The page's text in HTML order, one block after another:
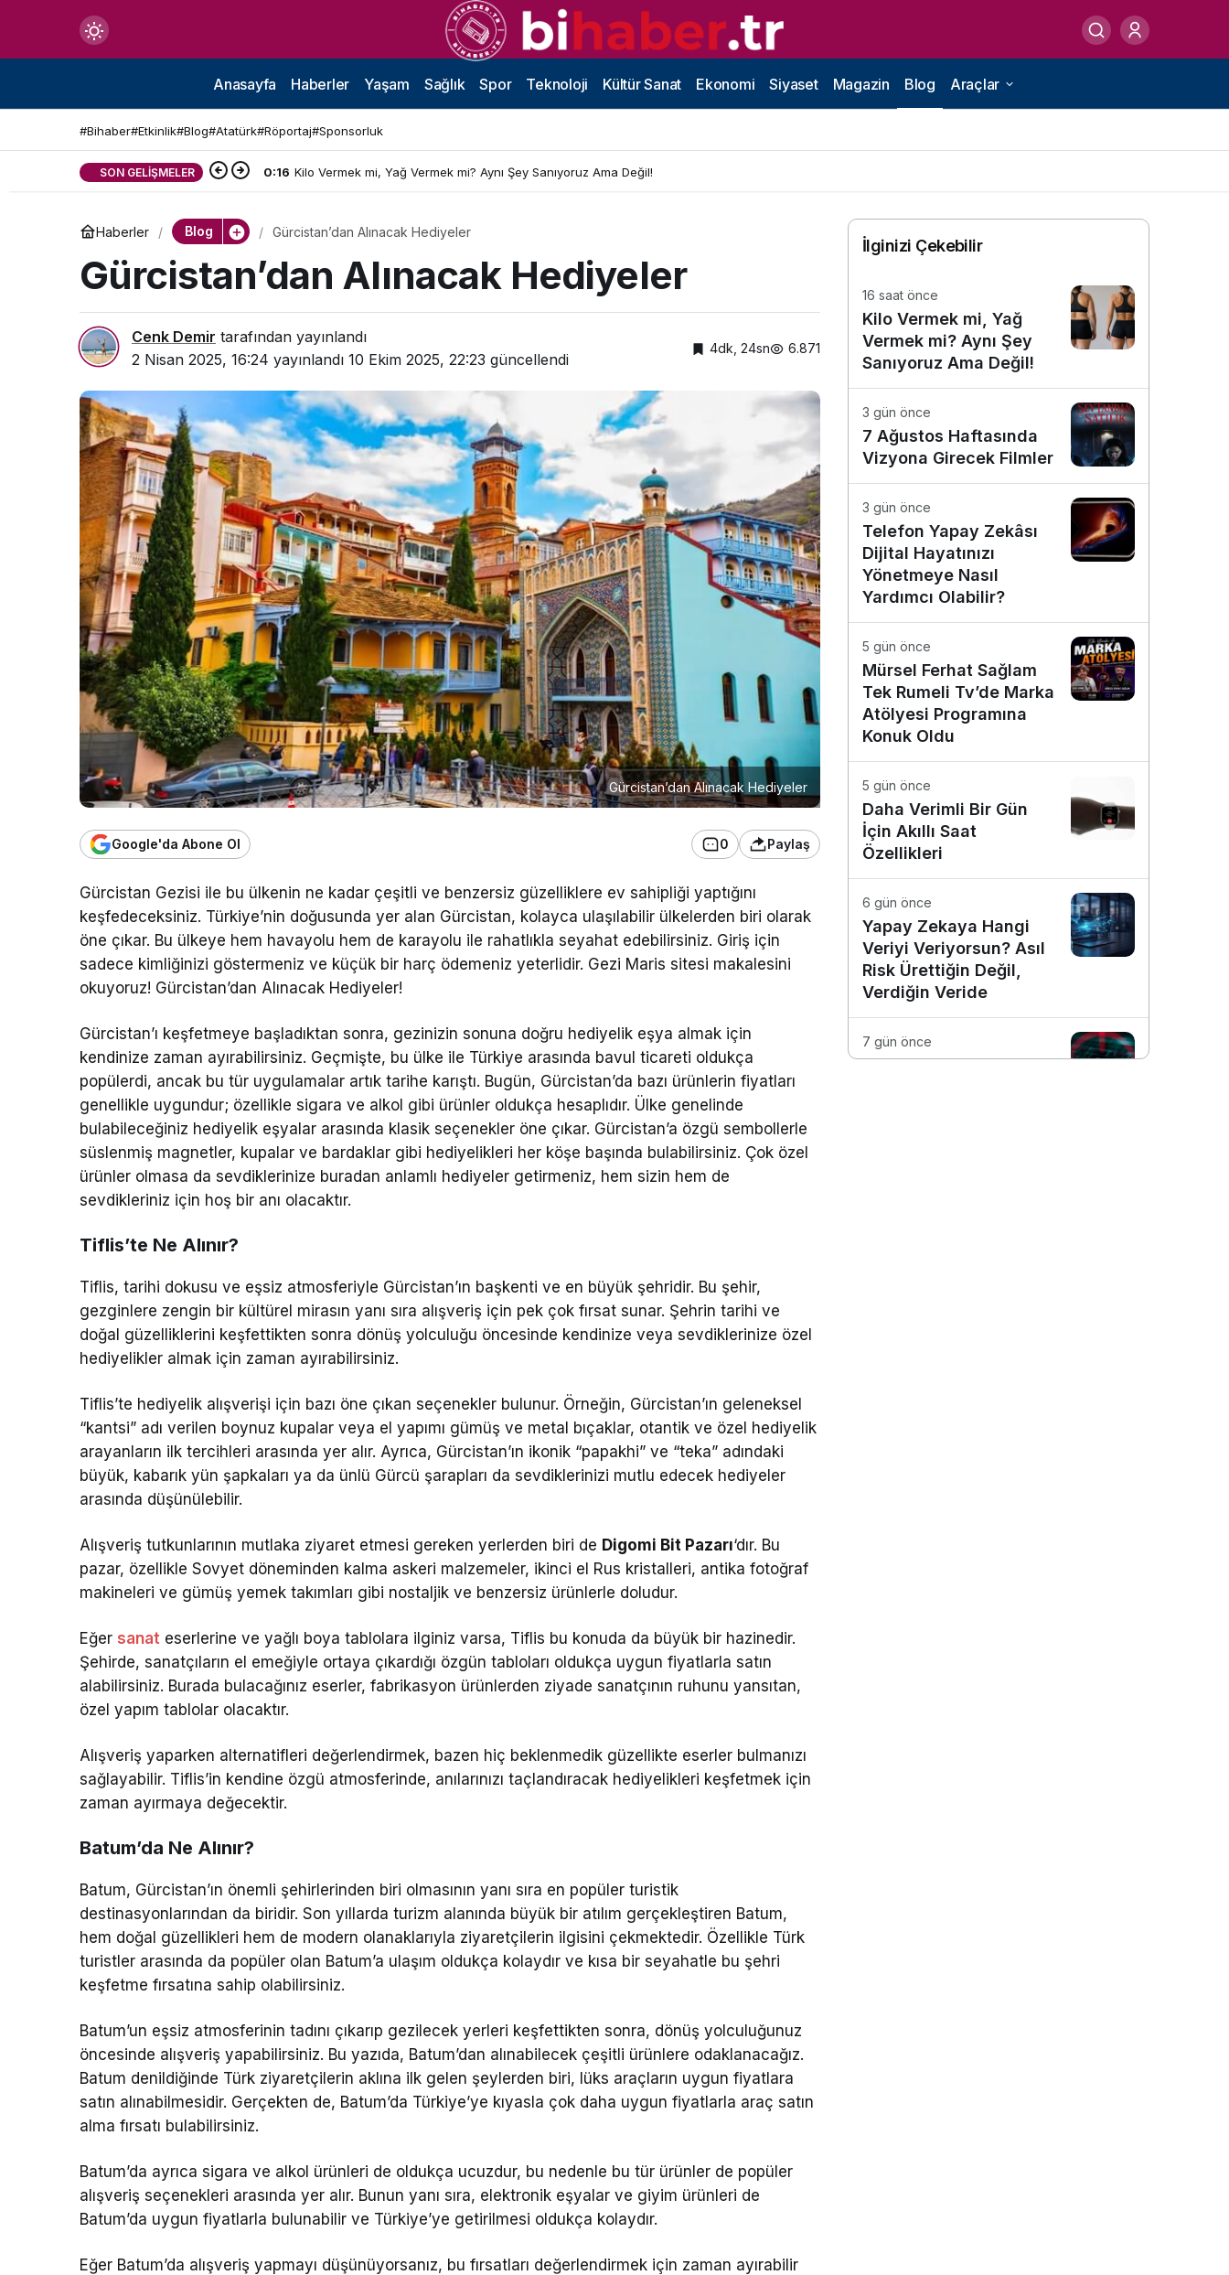
Mod
değiştir
Anasayfa Haberler Yaşam Sağlık Spor Teknoloji Kültür Sanat Ekonomi Siyaset Magazin Blog Araçlar
#Bihaber#Etkinlik#Blog#Atatürk#Röportaj#Sponsorluk
SON GELIŞMELER 0:16 Kilo Vermek mi, Yağ Vermek mi? Aynı Şey Sanıyoruz Ama Değil!
Haberler Blog Gürcistan’dan Alınacak Hediyeler
Gürcistan’dan Alınacak Hediyeler
Cenk Demir tarafından yayınlandı
2 Nisan 2025, 16:24 yayınlandı 10 Ekim 2025, 22:23 güncellendi
4dk, 24sn 6.871
Gürcistan’dan Alınacak Hediyeler
Google'da Abone Ol 0 Paylaş
Gürcistan Gezisi ile bu ülkenin ne kadar çeşitli ve benzersiz güzelliklere ev sahipliği yaptığını
keşfedeceksiniz. Türkiye’nin doğusunda yer alan Gürcistan, kolayca ulaşılabilir ülkelerden biri olarak
öne çıkar. Bu ülkeye hem havayolu hem de karayolu ile rahatlıkla seyahat edebilirsiniz. Giriş için
sadece kimliğinizi göstermeniz ve küçük bir harç ödemeniz yeterlidir. Gezi Maris sitesi makalesini
okuyoruz! Gürcistan’dan Alınacak Hediyeler!
Gürcistan’ı keşfetmeye başladıktan sonra, gezinizin sonuna doğru hediyelik eşya almak için
kendinize zaman ayırabilirsiniz. Geçmişte, bu ülke ile Türkiye arasında bavul ticareti oldukça
popülerdi, ancak bu tür uygulamalar artık tarihe karıştı. Bugün, Gürcistan’da bazı ürünlerin fiyatları
genellikle uygundur; özellikle sigara ve alkol gibi ürünler oldukça hesaplıdır. Ülke genelinde
bulabileceğiniz hediyelik eşyalar arasında klasik seçenekler öne çıkar. Gürcistan’a özgü sembollerle
süslenmiş magnetler, kupalar ve bardaklar gibi hediyelikleri her köşe başında bulabilirsiniz. Çok özel
ürünler olmasa da sevdiklerinize buradan anlamlı hediyeler getirmeniz, hem sizin hem de
sevdikleriniz için hoş bir anı olacaktır.
Tiflis’te Ne Alınır?
Tiflis, tarihi dokusu ve eşsiz atmosferiyle Gürcistan’ın başkenti ve en büyük şehridir. Bu şehir,
gezginlere zengin bir kültürel mirasın yanı sıra alışveriş için pek çok fırsat sunar. Şehrin tarihi ve
doğal güzelliklerini keşfettikten sonra dönüş yolculuğu öncesinde kendinize veya sevdiklerinize özel
hediyelikler almak için zaman ayırabilirsiniz.
Tiflis’te hediyelik alışverişi için bazı öne çıkan seçenekler bulunur. Örneğin, Gürcistan’ın geleneksel
“kantsi” adı verilen boynuz kupalar veya el yapımı gümüş ve metal bıçaklar, otantik ve özel hediyelik
arayanların ilk tercihleri arasında yer alır. Ayrıca, Gürcistan’ın ikonik “papakhi” ve “teka” adındaki
büyük, kabarık yün şapkaları ya da ünlü Gürcü şarapları da sevdiklerinizi mutlu edecek hediyeler
arasında düşünülebilir.
Alışveriş tutkunlarının mutlaka ziyaret etmesi gereken yerlerden biri de Digomi Bit Pazarı‘dır. Bu
pazar, özellikle Sovyet döneminden kalma askeri malzemeler, ikinci el Rus kristalleri, antika fotoğraf
makineleri ve gümüş yemek takımları gibi nostaljik ve benzersiz ürünlerle doludur.
Eğer sanat eserlerine ve yağlı boya tablolara ilginiz varsa, Tiflis bu konuda da büyük bir hazinedir.
Şehirde, sanatçıların el emeğiyle ortaya çıkardığı özgün tabloları oldukça uygun fiyatlarla satın
alabilirsiniz. Burada bulacağınız eserler, fabrikasyon ürünlerden ziyade sanatçının ruhunu yansıtan,
özel yapım tablolar olacaktır.
Alışveriş yaparken alternatifleri değerlendirmek, bazen hiç beklenmedik güzellikte eserler bulmanızı
sağlayabilir. Tiflis’in kendine özgü atmosferinde, anılarınızı taçlandıracak hediyelikleri keşfetmek için
zaman ayırmaya değecektir.
Batum’da Ne Alınır?
Batum, Gürcistan’ın önemli şehirlerinden biri olmasının yanı sıra en popüler turistik
destinasyonlarından da biridir. Son yıllarda turizm alanında büyük bir atılım gerçekleştiren Batum,
hem doğal güzellikleri hem de modern olanaklarıyla ziyaretçilerin ilgisini çekmektedir. Özellikle Türk
turistler arasında da popüler olan Batum’a ulaşım oldukça kolaydır ve kısa bir seyahatle bu şehri
keşfetme fırsatına sahip olabilirsiniz.
Batum’un eşsiz atmosferinin tadını çıkarıp gezilecek yerleri keşfettikten sonra, dönüş yolculuğunuz
öncesinde alışveriş yapabilirsiniz. Bu yazıda, Batum’dan alınabilecek çeşitli ürünlere odaklanacağız.
Batum denildiğinde Türk ziyaretçilerin aklına ilk gelen şeylerden biri, lüks araçların uygun fiyatlara
satın alınabilmesidir. Gerçekten de, Batum’da Türkiye’ye kıyasla çok daha uygun fiyatlarla araç satın
alma fırsatı bulabilirsiniz.
Batum’da ayrıca sigara ve alkol ürünleri de oldukça ucuzdur, bu nedenle bu tür ürünler de popüler
alışveriş seçenekleri arasında yer alır. Bunun yanı sıra, elektronik eşyalar ve giyim ürünleri de
Batum’da uygun fiyatlarla bulunabilir ve Türkiye’ye getirilmesi oldukça kolaydır.
Eğer Batum’da alışveriş yapmayı düşünüyorsanız, bu fırsatları değerlendirmek için zaman ayırabilir
İlginizi Çekebilir
16 saat önce
Kilo Vermek mi, Yağ
Vermek mi? Aynı Şey
Sanıyoruz Ama Değil!
3 gün önce
7 Ağustos Haftasında
Vizyona Girecek Filmler
3 gün önce
Telefon Yapay Zekâsı
Dijital Hayatınızı
Yönetmeye Nasıl
Yardımcı Olabilir?
5 gün önce
Mürsel Ferhat Sağlam
Tek Rumeli Tv’de Marka
Atölyesi Programına
Konuk Oldu
5 gün önce
Daha Verimli Bir Gün
İçin Akıllı Saat
Özellikleri
6 gün önce
Yapay Zekaya Hangi
Veriyi Veriyorsun? Asıl
Risk Ürettiğin Değil,
Verdiğin Veride
7 gün önce
E-Posta Kutunuz